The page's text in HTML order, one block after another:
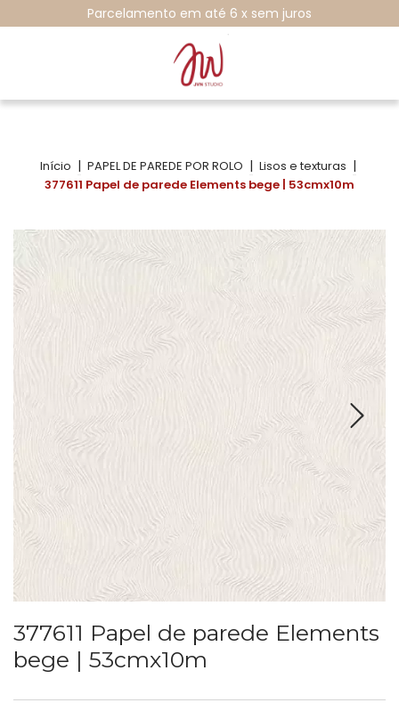
Parcelamento em até 6 x sem juros
Início | PAPEL DE PAREDE POR ROLO | Lisos e texturas |
377611 Papel de parede Elements bege | 53cmx10m
377611 Papel de parede Elements
bege | 53cmx10m